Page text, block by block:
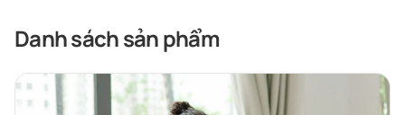
Danh sách sản phẩm